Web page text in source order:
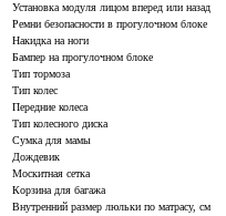
Установка модуля лицом вперед или назад
Ремни безопасности в прогулочном блоке
Накидка на ноги
Бампер на прогулочном блоке
Тип тормоза
Тип колес
Передние колеса
Тип колесного диска
Сумка для мамы
Дождевик
Москитная сетка
Корзина для багажа
Внутренний размер люльки по матрасу, см